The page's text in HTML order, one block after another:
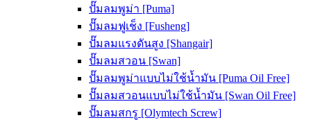
ปั๊มลมพูม่า [Puma]
ปั๊มลมฟูเช็ง [Fusheng]
ปั๊มลมแรงดันสูง [Shangair]
ปั๊มลมสวอน [Swan]
ปั๊มลมพูม่าแบบไม่ใช้น้ำมัน [Puma Oil Free]
ปั๊มลมสวอนแบบไม่ใช้น้ำมัน [Swan Oil Free]
ปั๊มลมสกรู [Olymtech Screw]